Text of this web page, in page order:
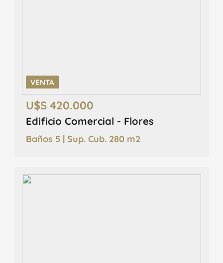
VENTA
U$S 420.000
Edificio Comercial - Flores
Baños 5 | Sup. Cub. 280 m2